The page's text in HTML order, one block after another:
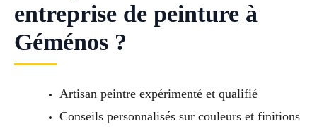
entreprise de peinture à
Géménos ?
Artisan peintre expérimenté et qualifié
Conseils personnalisés sur couleurs et finitions